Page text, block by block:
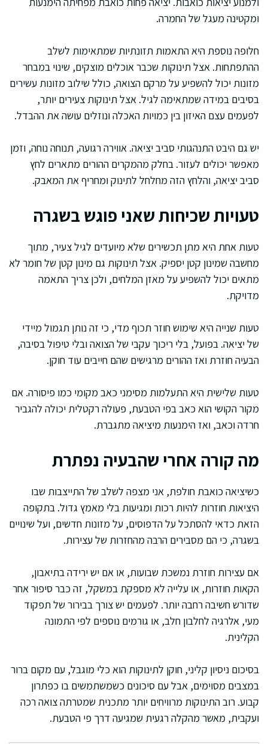
ומקטינה מעגל של החמרה.
חלופה נוספת היא התאמות תזונתיות שמתאימות לשלב
ההתפתחות. אצל תינוקות שכבר אוכלים מוצקים, שינוי במבחר
מזונות יכול להשפיע על מרקם הצואה, כולל שילוב מזונות עשירים
בסיבים במידה שמתאימה לגיל. אצל תינוקות צעירים יותר,
לפעמים עצם האיזון בין כמויות האכלה ונוזלים עושה את ההבדל.
יש גם היבט התנהגותי סביב יציאה. אווירה רגועה, תנוחה נוחה, וזמן
מאפשר יכולים לעזור. בחלק מהמקרים ההורים מתארים לחץ
סביב יציאה, והלחץ הזה מחלחל לתינוק ומחריף את המאבק.
טעויות שכיחות שאני פוגש בשגרה
טעות אחת היא מתן תכשירים שלא מיועדים לגיל צעיר, מתוך
מחשבה שמינון קטן יספיק. אצל תינוקות גם מינון קטן של חומר לא
מתאים יכול להשפיע על מאזן המלחים, ולכן צריך התאמה
מדויקת.
טעות שנייה היא שימוש חוזר תכוף מדי, כי זה נותן תגמול מיידי
של יציאה. בפועל, בלי ריכוך עקבי של הצואה ובלי טיפול בסיבה,
הבעיה חוזרת ואז ההורים מרגישים שהם חייבים עוד חוקן.
טעות שלישית היא התעלמות מסימני כאב מקומי כמו פיסורה. אם
מקור הקושי הוא כאב בפי הטבעת, פעולה רקטלית יכולה להגביר
חרדה וכאב, ואז הימנעות מיציאה מתגברת.
מה קורה אחרי שהבעיה נפתרת
כשיציאה כואבת חולפת, אני מצפה לשלב של התייצבות שבו
היציאות חוזרות להיות רכות ומגיעות בלי מאמץ גדול. בתקופה
הזאת כדאי להסתכל על הדפוסים, על מזונות חדשים, ועל שינויים
בשגרה, כי הם מסבירים הרבה מהחזרות של עצירות.
אם עצירות חוזרת נמשכת שבועות, או אם יש ירידה בתיאבון,
הקאות חוזרות, או עלייה לא מספקת במשקל, זה כבר סיפור אחר
שדורש חשיבה רחבה יותר. לפעמים יש צורך בבירור של תפקוד
מעי, אלרגיה לחלבון חלב, או גורמים נוספים לפי התמונה
הקלינית.
בסיכום ניסיון קליני, חוקן לתינוקות הוא כלי מוגבל, עם מקום ברור
במצבים מסוימים, אבל עם סיכונים כשמשתמשים בו כפתרון
קבוע. רוב התינוקות מרוויחים יותר מתכנית שמטרתה צואה רכה
ועקבית, מאשר מהקלה רגעית שמגיעה דרך פי הטבעת.